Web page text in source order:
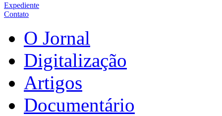
Expediente
Contato
O Jornal
Digitalização
Artigos
Documentário